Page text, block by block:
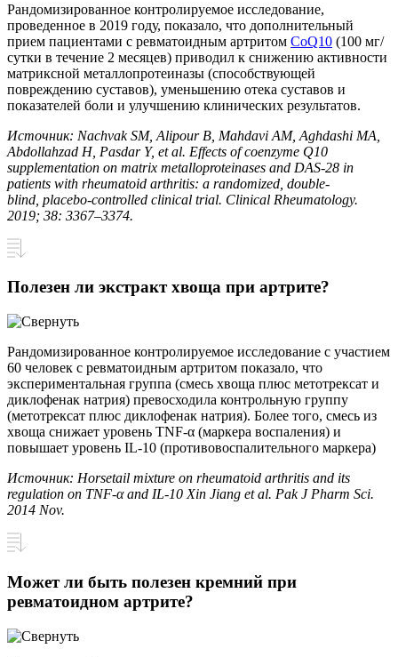
Рандомизированное контролируемое исследование,
проведенное в 2019 году, показало, что дополнительный
прием пациентами с ревматоидным артритом CoQ10 (100 мг/
сутки в течение 2 месяцев) приводил к снижению активности
матриксной металлопротеиназы (способствующей
повреждению суставов), уменьшению отека суставов и
показателей боли и улучшению клинических результатов.
Источник: Nachvak SM, Alipour B, Mahdavi AM, Aghdashi MA,
Abdollahzad H, Pasdar Y, et al. Effects of coenzyme Q10
supplementation on matrix metalloproteinases and DAS-28 in
patients with rheumatoid arthritis: a randomized, double-
blind, placebo-controlled clinical trial. Clinical Rheumatology.
2019; 38: 3367–3374.
Полезен ли экстракт хвоща при артрите?
Рандомизированное контролируемое исследование с участием
60 человек с ревматоидным артритом показало, что
экспериментальная группа (смесь хвоща плюс метотрексат и
диклофенак натрия) превосходила контрольную группу
(метотрексат плюс диклофенак натрия). Более того, смесь из
хвоща снижает уровень TNF-α (маркера воспаления) и
повышает уровень IL-10 (противовоспалительного маркера)
Источник: Horsetail mixture on rheumatoid arthritis and its
regulation on TNF-α and IL-10 Xin Jiang et al. Pak J Pharm Sci.
2014 Nov.
Может ли быть полезен кремний при
ревматоидном артрите?